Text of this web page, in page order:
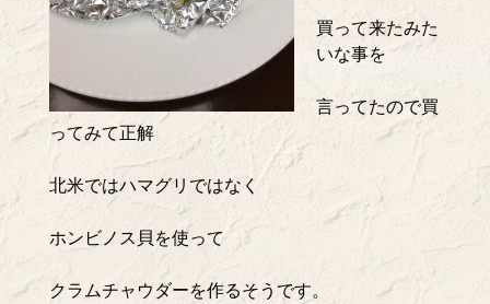
買って来たみた
いな事を
言ってたので買
ってみて正解
北米ではハマグリではなく
ホンビノス貝を使って
クラムチャウダーを作るそうです。